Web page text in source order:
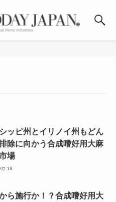
ッピ州とイリノイ州もどん
除に向かう合成嗜好用大麻
場
ら施行か！？合成嗜好用大